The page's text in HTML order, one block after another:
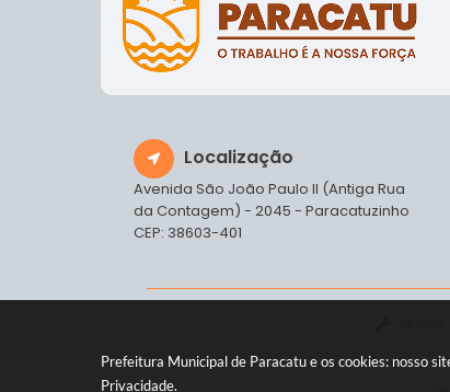
Prefeitura Municipal de Paracatu e os cookies: nosso
Privacidade.
Localização
Avenida São João Paulo II (Antiga Rua
da Contagem) - 2045 - Paracatuzinho
CEP: 38603-401